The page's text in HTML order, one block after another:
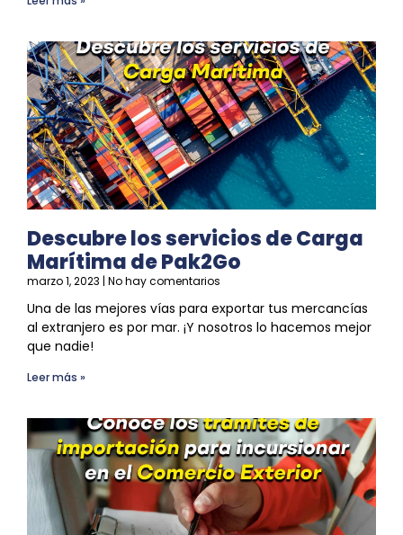
Descubre los servicios de Carga
Marítima de Pak2Go
marzo 1, 2023 No hay comentarios
Una de las mejores vías para exportar tus mercancías
al extranjero es por mar. ¡Y nosotros lo hacemos mejor
que nadie!
Leer más »